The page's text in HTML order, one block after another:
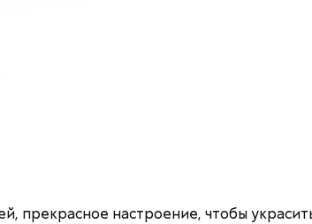
прекрасное настроение, чтобы